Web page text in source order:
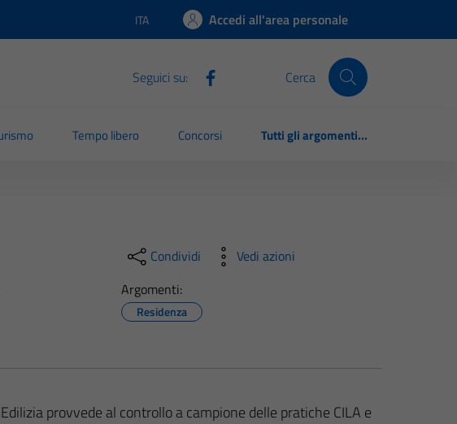
Lingua attiva:
ITA Accedi all'area personale
Seguici su: Cerca
Tempo libero Concorsi Tutti gli argomenti...
Condividi
Vedi azioni
Argomenti:
Residenza
provvede al controllo a campione delle pratiche CILA e